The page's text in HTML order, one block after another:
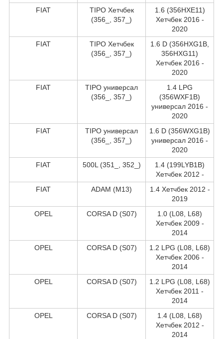
FIAT
TIPO Хетчбек
(356_, 357_)
1.6 (356HXE11)
Хетчбек 2016 -
2020
FIAT
TIPO Хетчбек
(356_, 357_)
1.6 D (356HXG1B,
356HXG11)
Хетчбек 2016 -
2020
FIAT
TIPO универсал
(356_, 357_)
1.4 LPG
(356WXF1B)
универсал 2016 -
2020
FIAT
TIPO универсал
(356_, 357_)
1.6 D (356WXG1B)
универсал 2016 -
2020
FIAT
500L (351_, 352_)
1.4 (199LYB1B)
Хетчбек 2012 -
FIAT
ADAM (M13)
1.4 Хетчбек 2012 -
2019
OPEL
CORSA D (S07)
1.0 (L08, L68)
Хетчбек 2009 -
2014
OPEL
CORSA D (S07)
1.2 LPG (L08, L68)
Хетчбек 2006 -
2014
OPEL
CORSA D (S07)
1.2 LPG (L08, L68)
Хетчбек 2011 -
2014
OPEL
CORSA D (S07)
1.4 (L08, L68)
Хетчбек 2012 -
2014